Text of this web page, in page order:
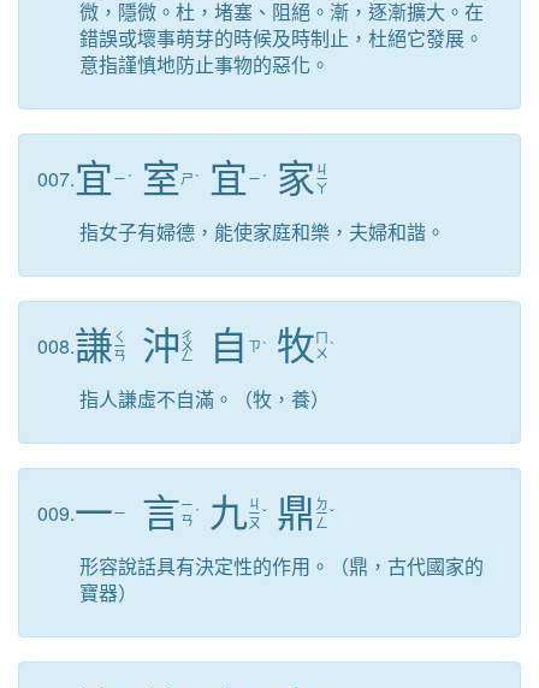
微，隱微。杜，堵塞、阻絕。漸，逐漸擴大。在
錯誤或壞事萌芽的時候及時制止，杜絕它發展。
意指謹慎地防止事物的惡化。
007.宜 ㄧ ˊ 室 ㄕˋ 宜 ㄧ ˊ 家 ㄐ
ㄧ
ㄚ
指女子有婦德，能使家庭和樂，夫婦和諧。
008.謙 ㄑ
ㄧ
ㄢ 沖 ㄔ
ㄨ
ㄥ 自 ㄗˋ 牧 ㄇ
ㄨ ˋ
指人謙虛不自滿。（牧，養）
009.一ㄧ 言ㄧ
ㄢ ˊ 九ㄐ
ㄧ
ㄡ
ˇ 鼎 ㄉ
ㄧ
ㄥ
ˇ
形容說話具有決定性的作用。（鼎，古代國家的
寶器）